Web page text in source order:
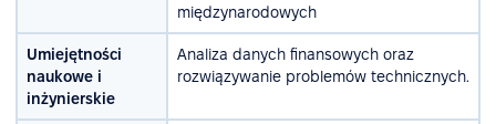
międzynarodowych
Umiejętności
naukowe i
inżynierskie
Analiza danych finansowych oraz
rozwiązywanie problemów technicznych.